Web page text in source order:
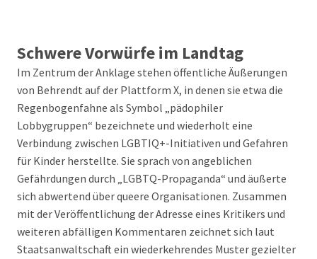
Schwere Vorwürfe im Landtag
Im Zentrum der Anklage stehen öffentliche Äußerungen
von Behrendt auf der Plattform X, in denen sie etwa die
Regenbogenfahne als Symbol „pädophiler
Lobbygruppen“ bezeichnete und wiederholt eine
Verbindung zwischen LGBTIQ+-Initiativen und Gefahren
für Kinder herstellte. Sie sprach von angeblichen
Gefährdungen durch „LGBTQ-Propaganda“ und äußerte
sich abwertend über queere Organisationen. Zusammen
mit der Veröffentlichung der Adresse eines Kritikers und
weiteren abfälligen Kommentaren zeichnet sich laut
Staatsanwaltschaft ein wiederkehrendes Muster gezielter